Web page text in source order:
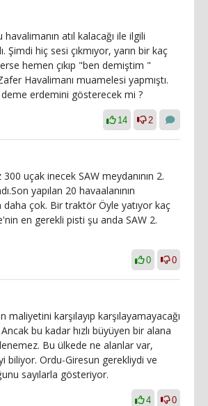
atıl kalacağı ile ilgili
Şimdi hiç sesi çıkmıyor, yarın bir kaç
hemen çıkıp "ben demiştim "
Havalimanı muamelesi yapmıştı.
" deme erdemini gösterecek mi ?
14 2
uçak inecek SAW meydanının 2.
yapılan 20 havaalanının
daha çok. Bir traktör Öyle yatıyor kaç
en gerekli pisti şu anda SAW 2.
0 0
maliyetini karşılayıp karşılayamayacağı
bu kadar hızlı büyüyen bir alana
Bu ülkede ne alanlar var,
biliyor. Ordu-Giresun gerekliydi ve
sayılarla gösteriyor.
4 0